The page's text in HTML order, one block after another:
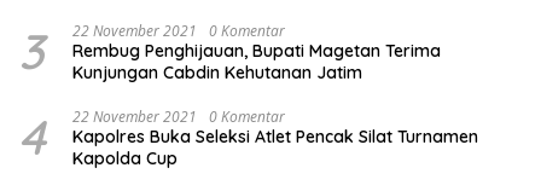
3 22 November 2021 0 Komentar
Rembug Penghijauan, Bupati Magetan Terima
Kunjungan Cabdin Kehutanan Jatim
4 22 November 2021 0 Komentar
Kapolres Buka Seleksi Atlet Pencak Silat Turnamen
Kapolda Cup